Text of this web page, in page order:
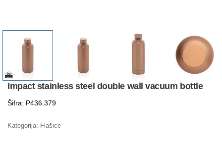
Impact stainless steel double wall vacuum bottle
Šifra: P436.379
Kategorija: Flašice